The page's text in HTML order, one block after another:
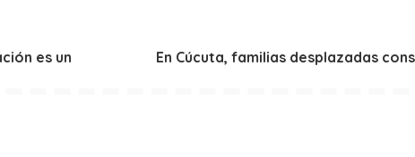
es un
En Cúcuta, familias desplazadas